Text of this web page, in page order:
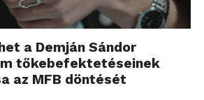
a Demján Sándor
tőkebefektetéseinek
az MFB döntését